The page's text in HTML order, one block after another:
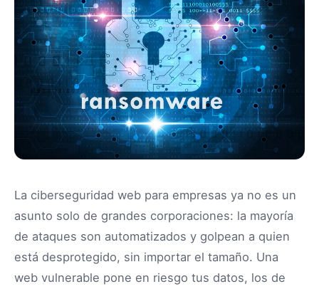
La ciberseguridad web para empresas ya no es un
asunto solo de grandes corporaciones: la mayoría
de ataques son automatizados y golpean a quien
está desprotegido, sin importar el tamaño. Una
web vulnerable pone en riesgo tus datos, los de